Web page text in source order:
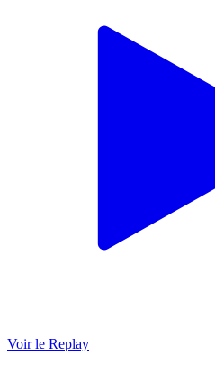
Voir le Replay